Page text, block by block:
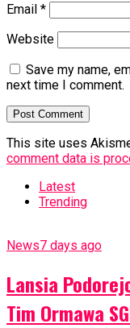
Email *
Website
Save my name,
next time I comment.
This site uses
comment data is
Latest
Trending
News7 days ago
Lansia
Tim Ormawa